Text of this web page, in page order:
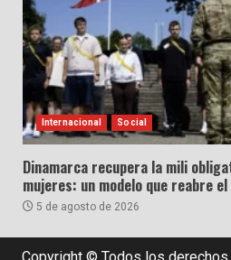
Internacional Social
Dinamarca recupera la mili
mujeres: un modelo que reabre
5 de agosto de 2026